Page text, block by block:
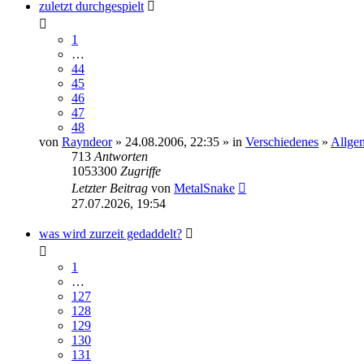
zuletzt durchgespielt
1
…
44
45
46
47
48
von Rayndeor» 24.08.2006, 22:35 » in Verschiedenes »
713 Antworten
1053300 Zugriffe
Letzter Beitrag von MetalSnake
27.07.2026, 19:54
was wird zurzeit gedaddelt?
1
…
127
128
129
130
131